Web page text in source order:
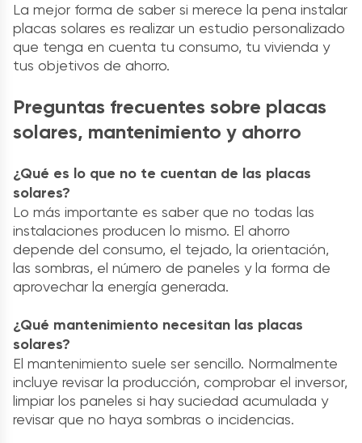
La mejor forma de saber si merece la pena instalar
placas solares es realizar un estudio personalizado
que tenga en cuenta tu consumo, tu vivienda y
tus objetivos de ahorro.
Preguntas frecuentes sobre placas
solares, mantenimiento y ahorro
¿Qué es lo que no te cuentan de las placas
solares?
Lo más importante es saber que no todas las
instalaciones producen lo mismo. El ahorro
depende del consumo, el tejado, la orientación,
las sombras, el número de paneles y la forma de
aprovechar la energía generada.
¿Qué mantenimiento necesitan las placas
solares?
El mantenimiento suele ser sencillo. Normalmente
incluye revisar la producción, comprobar el inversor,
limpiar los paneles si hay suciedad acumulada y
revisar que no haya sombras o incidencias.